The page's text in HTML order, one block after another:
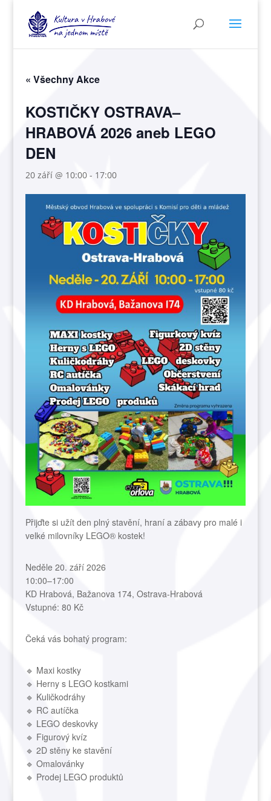
« Všechny Akce
KOSTIČKY OSTRAVA–
HRABOVÁ 2026 aneb LEGO
DEN
20 září @ 10:00 - 17:00
Přijďte si užít den plný stavění, hraní a zábavy pro malé i
velké milovníky LEGO® kostek!
Neděle 20. září 2026
10:00–17:00
KD Hrabová, Bažanova 174, Ostrava-Hrabová
Vstupné: 80 Kč
Čeká vás bohatý program:
🔹 Maxi kostky
🔹 Herny s LEGO kostkami
🔹 Kuličkodráhy
🔹 RC autíčka
🔹 LEGO deskovky
🔹 Figurový kvíz
🔹 2D stěny ke stavění
🔹 Omalovánky
🔹 Prodej LEGO produktů